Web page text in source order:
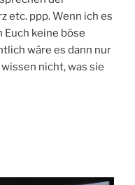
etc. ppp. Wenn ich es
Euch keine böse
wäre es dann nur
nicht, was sie